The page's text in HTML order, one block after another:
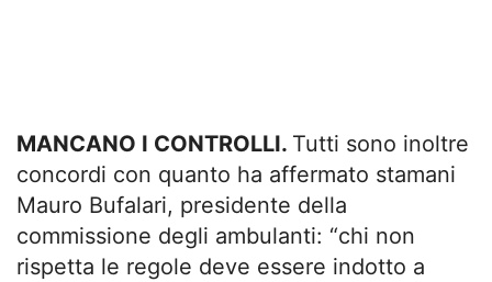
MANCANO I CONTROLLI. Tutti sono inoltre
concordi con quanto ha affermato stamani
Mauro Bufalari, presidente della
commissione degli ambulanti: “chi non
rispetta le regole deve essere indotto a